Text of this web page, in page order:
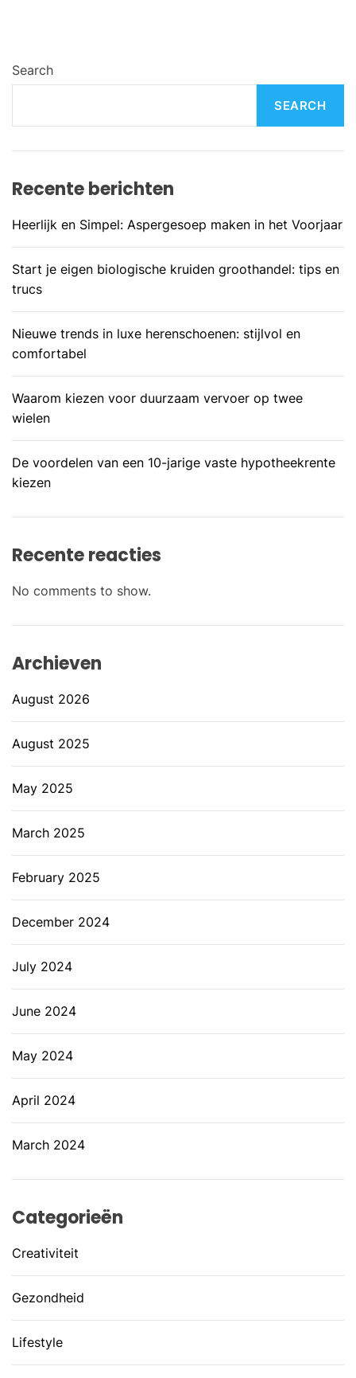
Search
SEARCH
Recente berichten
Heerlijk en Simpel: Aspergesoep maken in het Voorjaar
Start je eigen biologische kruiden groothandel: tips en
trucs
Nieuwe trends in luxe herenschoenen: stijlvol en
comfortabel
Waarom kiezen voor duurzaam vervoer op twee
wielen
De voordelen van een 10-jarige vaste hypotheekrente
kiezen
Recente reacties
No comments to show.
Archieven
August 2026
August 2025
May 2025
March 2025
February 2025
December 2024
July 2024
June 2024
May 2024
April 2024
March 2024
Categorieën
Creativiteit
Gezondheid
Lifestyle